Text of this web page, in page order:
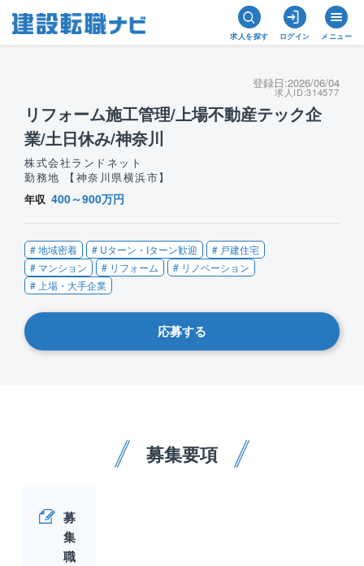
求人を探す ログイン メニュー
登録日:2026/06/04
求人ID:314577
リフォーム施工管理/上場不動産テック企
業/土日休み/神奈川
株式会社ランドネット
勤務地 【神奈川県横浜市】
年収 400～900万円
# 地域密着 # Uターン・Iターン歓迎
# 戸建住宅
# マンション
# リフォーム
# リノベーション
# 上場・大手企業
応募する
募集要項
募
集
職